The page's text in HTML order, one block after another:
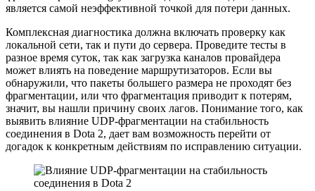
является самой неэффективной точкой для потери данных.
Комплексная диагностика должна включать проверку как
локальной сети, так и пути до сервера. Проведите тесты в
разное время суток, так как загрузка каналов провайдера
может влиять на поведение маршрутизаторов. Если вы
обнаружили, что пакеты большего размера не проходят без
фрагментации, или что фрагментация приводит к потерям,
значит, вы нашли причину своих лагов. Понимание того, как
выявить влияние UDP-фрагментации на стабильность
соединения в Dota 2, дает вам возможность перейти от
догадок к конкретным действиям по исправлению ситуации.